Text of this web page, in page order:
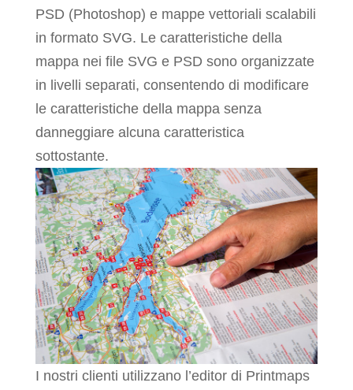
PSD (Photoshop) e mappe vettoriali scalabili
in formato SVG. Le caratteristiche della
mappa nei file SVG e PSD sono organizzate
in livelli separati, consentendo di modificare
le caratteristiche della mappa senza
danneggiare alcuna caratteristica
sottostante.
I nostri clienti utilizzano l’editor di Printmaps